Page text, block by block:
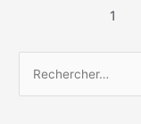
articles
1